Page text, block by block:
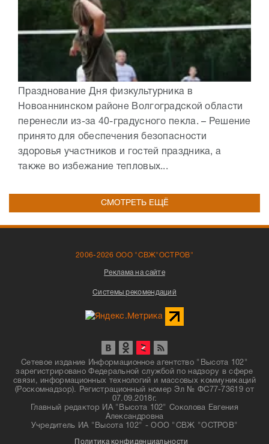
Празднование Дня физкультурника в
Новоаннинском районе Волгоградской области
перенесли из-за 40-градусного пекла. – Решение
принято для обеспечения безопасности
здоровья участников и гостей праздника, а
также во избежание тепловых...
СМОТРЕТЬ ЕЩЁ
2006-2026 ООО "СВЖ"ОСТРОВ"
Реклама на сайте
Системы рекомендаций
Сетевое издание Информационное агентство "Высота 102"
зарегистрировано Федеральной службой по надзору в сфере
связи, информационных технологий и массовых коммуникаций
(Роскомнадзор). Регистрационный номер Эл № ФС77-73619 от
07.09.2018г.
Главный редактор ИА "Высота 102" Соколова Евгения
Александровна
Учредитель ИА "Высота 102" - ООО "СВЖ "ОСТРОВ"
Политика конфиденциальности